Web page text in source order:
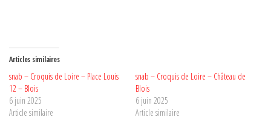
Articles similaires
snab – Croquis de Loire – Place Louis
12 – Blois
6 juin 2025
Article similaire
snab – Croquis de Loire – Château de
Blois
6 juin 2025
Article similaire